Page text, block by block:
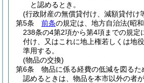
と認めるとき。
(行政財産の無償貸付け、減額貸付け
第5条
前条の規定は、地方自治法(昭
238条の4第2項から第4項までの規定
付け、又はこれに地上権若しくは地
準用する。
(物品の交換)
第6条
物品に係る経費の低減を図るた
認めるときは、物品を本市以外の者